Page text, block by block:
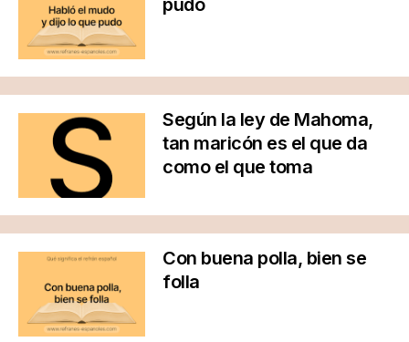
pudo
Según la ley de Mahoma,
tan maricón es el que da
como el que toma
Con buena polla, bien se
folla